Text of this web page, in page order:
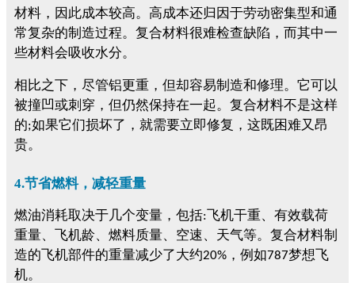
材料，因此成本较高。高成本还归因于劳动密集型和通
常复杂的制造过程。复合材料很难检查缺陷，而其中一
些材料会吸收水分。
相比之下，尽管铝更重，但却容易制造和修理。它可以
被撞凹或刺穿，但仍然保持在一起。复合材料不是这样
的;如果它们损坏了，就需要立即修复，这既困难又昂
贵。
4.节省燃料，减轻重量
燃油消耗取决于几个变量，包括:飞机干重、有效载荷
重量、飞机龄、燃料质量、空速、天气等。复合材料制
造的飞机部件的重量减少了大约20% ，例如787梦想飞
机。